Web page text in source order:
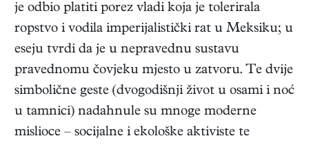
je odbio platiti porez vladi koja je tolerirala
ropstvo i vodila imperijalistički rat u Meksiku; u
eseju tvrdi da je u nepravednu sustavu
pravednomu čovjeku mjesto u zatvoru. Te dvije
simbolične geste (dvogodišnji život u osami i noć
u tamnici) nadahnule su mnoge moderne
mislioce – socijalne i ekološke aktiviste te